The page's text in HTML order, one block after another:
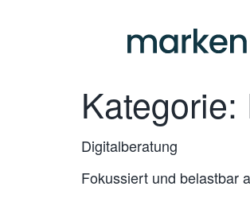
Kategorie:
Digitalberatung
Fokussiert und belastbar